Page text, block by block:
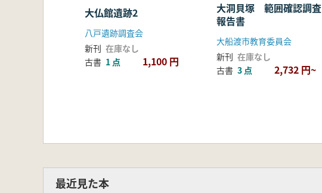
大仏館遺跡2
八戸遺跡調査会
新刊 在庫なし
古書 1 点 1,100 円
大洞貝塚 範囲確認調査
報告書
大船渡市教育委員会
新刊 在庫なし
古書 3 点 2,732 円~
最近見た本